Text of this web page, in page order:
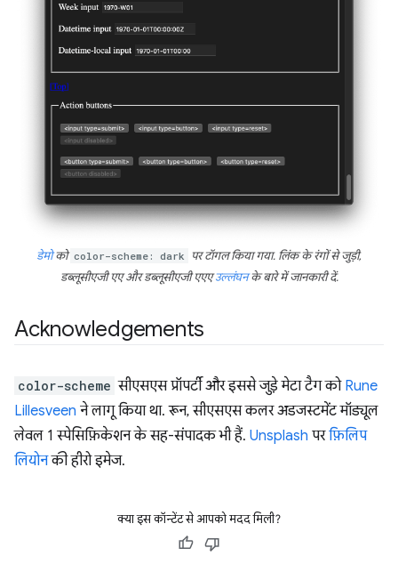
डेमोको color-scheme: dark पर टॉगल किया गया. लिंक के रंगों से जुड़ी,
डब्लूसीएजी एए और डब्लूसीएजी एएएउल्लंघनके बारे में जानकारी दें.
Acknowledgements
color-scheme सीएसएस प्रॉपर्टी और इससे जुड़े मेटा टैग को Rune
Lillesveen ने लागू किया था. रून, सीएसएस कलर अडजस्टमेंट मॉड्यूल
लेवल 1 स्पेसिफ़िकेशन के सह-संपादक भी हैं. Unsplash परफ़िलिप
लियोनकी हीरो इमेज.
क्या इस कॉन्टेंट से आपको मदद मिली?